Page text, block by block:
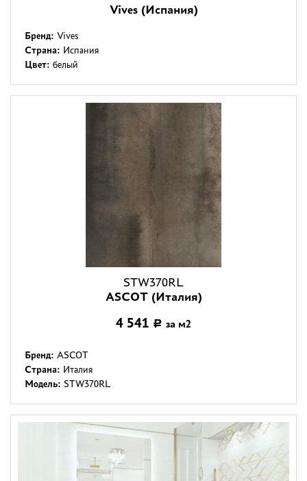
Vives (Испания)
Бренд: Vives
Страна: Испания
Цвет: белый
STW370RL
ASCOT (Италия)
4 541 Р за м2
Бренд: ASCOT
Страна: Италия
Модель: STW370RL